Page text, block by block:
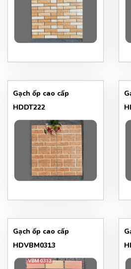
Gạch ốp cao cấp
HDDT222
Gạch ốp cao cấp
HDVBM0313